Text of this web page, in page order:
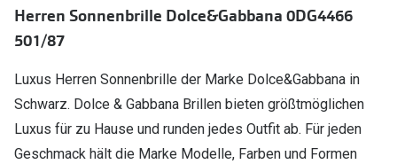
Transitions Gläser
Blaulichtfilter
Stellest®-Brillengläser
Zubehör
Angebote
Brillen 2
Herren Sonnenbrille Dolce&Gabbana 0DG4466
501/87
Luxus Herren Sonnenbrille der Marke Dolce&Gabbana in
Schwarz. Dolce & Gabbana Brillen bieten größtmöglichen
Luxus für zu Hause und runden jedes Outfit ab. Für jeden
Geschmack hält die Marke Modelle, Farben und Formen